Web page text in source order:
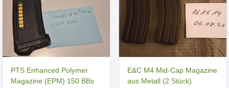
PTS Enhanced Polymer
Magazine (EPM) 150 BBs
E&C M4 Mid-Cap Magazine
aus Metall (2 Stück)